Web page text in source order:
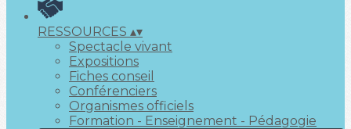
RESSOURCES ▴▾
Spectacle vivant
Expositions
Fiches conseil
Conférenciers
Organismes officiels
Formation - Enseignement - Pédagogie